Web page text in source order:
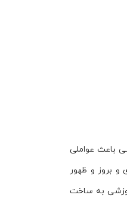
باعث عواملی
و بروز و ظهور
به ساخت